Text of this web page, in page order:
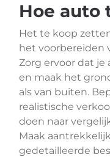
Hoe auto
Het te koop
het voorbereiden
Zorg ervoor dat
en maak het
als van buiten.
realistische
doen naar
Maak
gedetailleerde